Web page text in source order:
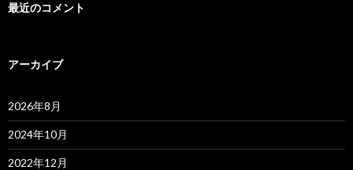
最近のコメント
アーカイブ
2026年8月
2024年10月
2022年12月